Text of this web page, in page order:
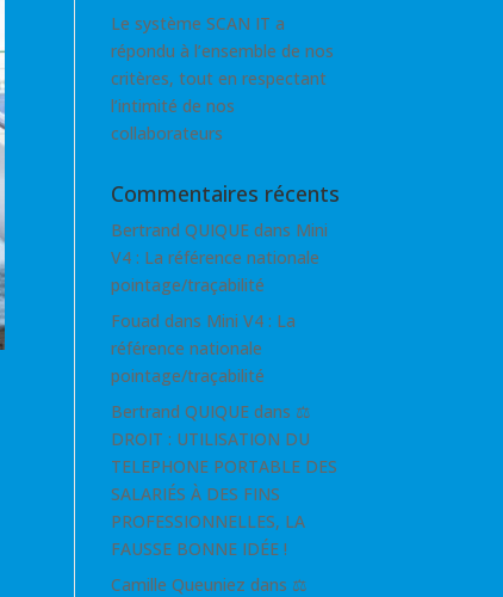
Le système SCAN IT a
répondu à l’ensemble de nos
critères, tout en respectant
l’intimité de nos
collaborateurs
Commentaires récents
Bertrand QUIQUE dans Mini
V4 : La référence nationale
pointage/traçabilité
Fouad dans Mini V4 : La
référence nationale
pointage/traçabilité
Bertrand QUIQUE dans ⚖
DROIT : UTILISATION DU
TELEPHONE PORTABLE DES
SALARIÉS À DES FINS
PROFESSIONNELLES, LA
FAUSSE BONNE IDÉE !
Camille Queuniez dans ⚖